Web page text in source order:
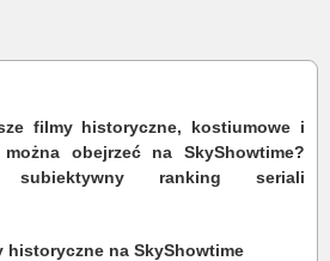
filmy historyczne, kostiumowe i
obejrzeć na SkyShowtime?
subiektywny ranking seriali
historyczne na SkyShowtime